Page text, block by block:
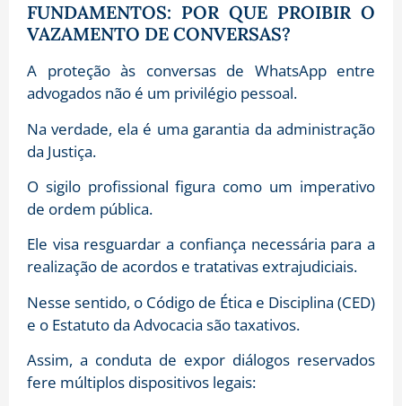
FUNDAMENTOS: POR QUE PROIBIR O
VAZAMENTO DE CONVERSAS?
A proteção às conversas de WhatsApp entre
advogados não é um privilégio pessoal.
Na verdade, ela é uma garantia da administração
da Justiça.
O sigilo profissional figura como um imperativo
de ordem pública.
Ele visa resguardar a confiança necessária para a
realização de acordos e tratativas extrajudiciais.
Nesse sentido, o Código de Ética e Disciplina (CED)
e o Estatuto da Advocacia são taxativos.
Assim, a conduta de expor diálogos reservados
fere múltiplos dispositivos legais: